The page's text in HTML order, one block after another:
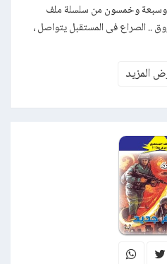
وسبعة وخمسون من سلسلة ملف
نبيل فاروق .. الصراع فى المستقبل يتواصل ،
المزيد